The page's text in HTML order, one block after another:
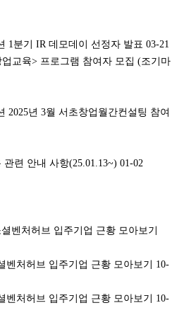
1분기 IR 데모데이 선정자 발표 03-21
교육> 프로그램 참여자 모집 (조기마
2025년 3월 서초창업월간컨설팅 참여
련 안내 사항(25.01.13~) 01-02
벤처허브 입주기업 근황 모아보기
벤처허브 입주기업 근황 모아보기 10-
벤처허브 입주기업 근황 모아보기 10-